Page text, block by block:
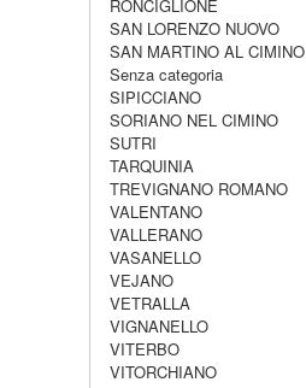
RONCIGLIONE
SAN LORENZO NUOVO
SAN MARTINO AL CIMINO
Senza categoria
SIPICCIANO
SORIANO NEL CIMINO
SUTRI
TARQUINIA
TREVIGNANO ROMANO
VALENTANO
VALLERANO
VASANELLO
VEJANO
VETRALLA
VIGNANELLO
VITERBO
VITORCHIANO